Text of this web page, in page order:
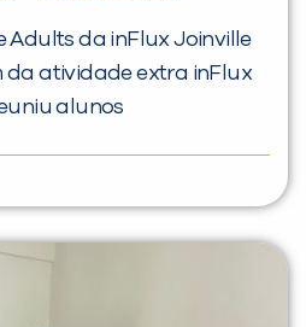
Adults da inFlux Joinville
atividade extra inFlux
alunos